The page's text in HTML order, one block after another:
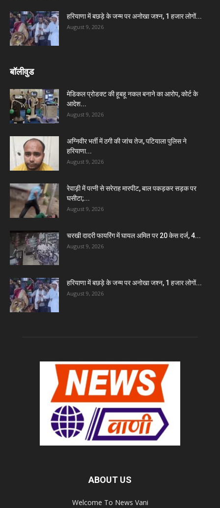
हरियाणा में बछड़े के जन्म पर अनोखा जश्न, 1 हजार लोगों...
August 9, 2026
बॉलीवुड
मेडिकल प्रोडक्ट की हूबहू नकल बनाने का आरोप, कोर्ट के
आदेश...
August 9, 2026
अग्निवीर भर्ती में ठगी की जांच तेज, पटियाला पुलिस ने
हरियाणा...
August 9, 2026
रेवाड़ी में पत्नी से सरेराह मारपीट, बाल पकड़कर सड़क पर
घसीटा;...
August 9, 2026
चरखी दादरी फायरिंग में घायल अमित पर 20 केस दर्ज, 4...
August 9, 2026
हरियाणा में बछड़े के जन्म पर अनोखा जश्न, 1 हजार लोगों...
August 9, 2026
ABOUT US
Welcome To News Vani